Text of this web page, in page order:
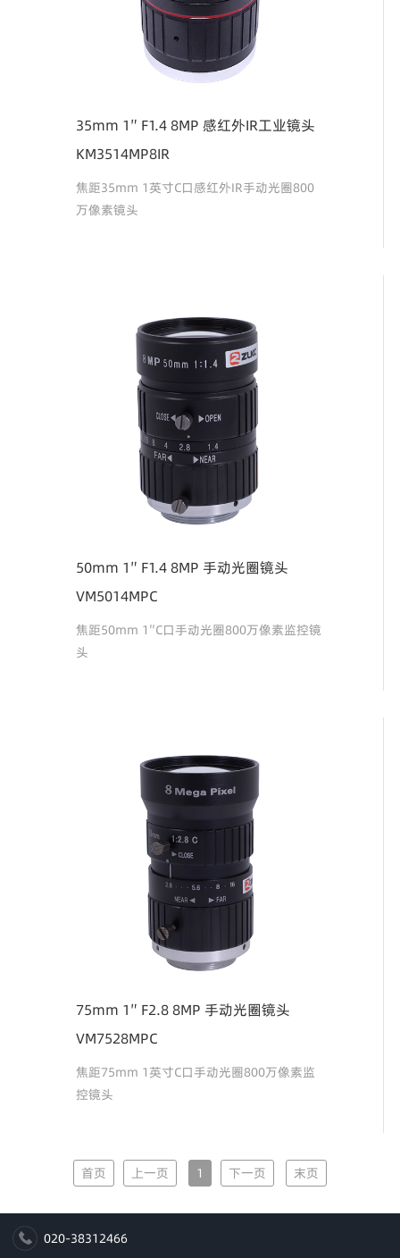
35mm 1″ F1.4 8MP 感红外IR工业镜头
KM3514MP8IR
焦距35mm 1英寸C口感红外IR手动光圈800
万像素镜头
50mm 1″ F1.4 8MP 手动光圈镜头
VM5014MPC
焦距50mm 1″C口手动光圈800万像素监控镜
头
75mm 1″ F2.8 8MP 手动光圈镜头
VM7528MPC
焦距75mm 1英寸C口手动光圈800万像素监
控镜头
首页 上一页 1 下一页 末页
020-38312466